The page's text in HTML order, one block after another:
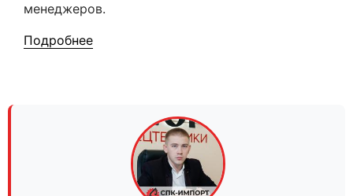
менеджеров.
Подробнее